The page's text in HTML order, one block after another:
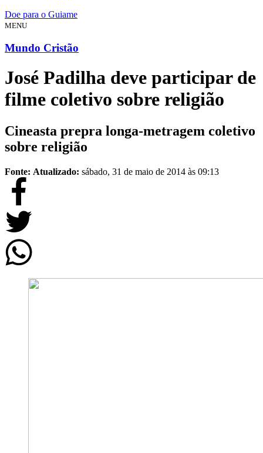
Doe para o Guiame
MENU
Mundo Cristão
José Padilha deve participar de
filme coletivo sobre religião
Cineasta prepra longa-metragem coletivo
sobre religião
Fonte: Atualizado: sábado, 31 de maio de 2014 às 09:13